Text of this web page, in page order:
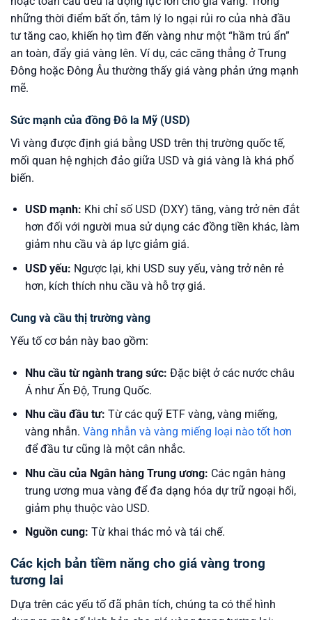
những thời điểm bất ổn, tâm lý lo ngại rủi ro của nhà đầu
tư tăng cao, khiến họ tìm đến vàng như một “hầm trú ẩn”
an toàn, đẩy giá vàng lên. Ví dụ, các căng thẳng ở Trung
Đông hoặc Đông Âu thường thấy giá vàng phản ứng mạnh
mẽ.
Sức mạnh của đồng Đô la Mỹ (USD)
Vì vàng được định giá bằng USD trên thị trường quốc tế,
mối quan hệ nghịch đảo giữa USD và giá vàng là khá phổ
biến.
USD mạnh: Khi chỉ số USD (DXY) tăng, vàng trở nên đắt
hơn đối với người mua sử dụng các đồng tiền khác, làm
giảm nhu cầu và áp lực giảm giá.
USD yếu: Ngược lại, khi USD suy yếu, vàng trở nên rẻ
hơn, kích thích nhu cầu và hỗ trợ giá.
Cung và cầu thị trường vàng
Yếu tố cơ bản này bao gồm:
Nhu cầu từ ngành trang sức: Đặc biệt ở các nước châu
Á như Ấn Độ, Trung Quốc.
Nhu cầu đầu tư: Từ các quỹ ETF vàng, vàng miếng,
vàng nhẫn. Vàng nhẫn và vàng miếng loại nào tốt hơn
để đầu tư cũng là một cân nhắc.
Nhu cầu của Ngân hàng Trung ương: Các ngân hàng
trung ương mua vàng để đa dạng hóa dự trữ ngoại hối,
giảm phụ thuộc vào USD.
Nguồn cung: Từ khai thác mỏ và tái chế.
Các kịch bản tiềm năng cho giá vàng trong
tương lai
Dựa trên các yếu tố đã phân tích, chúng ta có thể hình